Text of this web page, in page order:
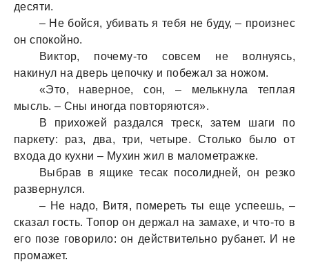
десяти.
– Не бойся, убивать я тебя не буду, – произнес
он спокойно.
Виктор, почему-то совсем не волнуясь,
накинул на дверь цепочку и побежал за ножом.
«Это, наверное, сон, – мелькнула теплая
мысль. – Сны иногда повторяются».
В прихожей раздался треск, затем шаги по
паркету: раз, два, три, четыре. Столько было от
входа до кухни – Мухин жил в малометражке.
Выбрав в ящике тесак посолидней, он резко
развернулся.
– Не надо, Витя, помереть ты еще успеешь, –
сказал гость. Топор он держал на замахе, и что-то в
его позе говорило: он действительно рубанет. И не
промажет.